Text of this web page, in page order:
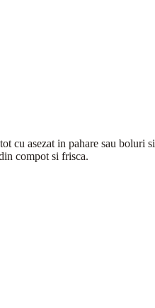
cu asezat in pahare sau boluri si
compot si frisca.